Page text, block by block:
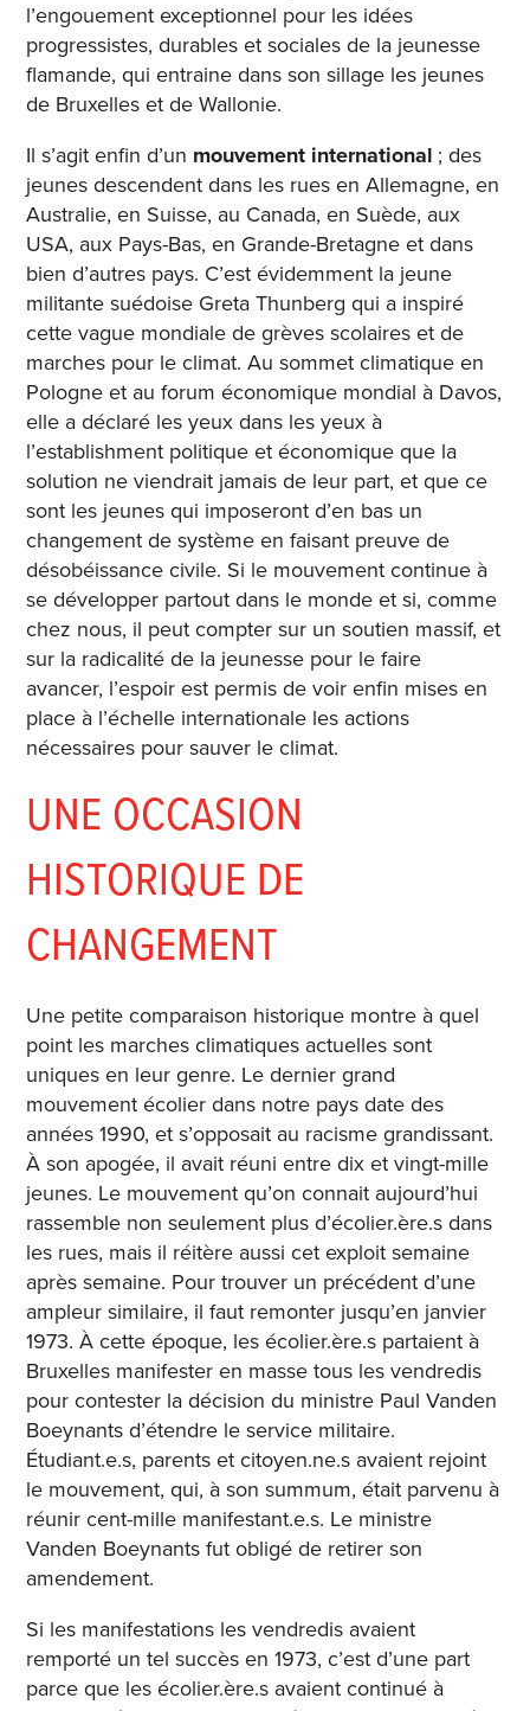
l’engouement exceptionnel pour les idées
progressistes, durables et sociales de la jeunesse
flamande, qui entraine dans son sillage les jeunes
de Bruxelles et de Wallonie.
Il s’agit enfin d’un mouvement international ; des
jeunes descendent dans les rues en Allemagne, en
Australie, en Suisse, au Canada, en Suède, aux
USA, aux Pays-Bas, en Grande-Bretagne et dans
bien d’autres pays. C’est évidemment la jeune
militante suédoise Greta Thunberg qui a inspiré
cette vague mondiale de grèves scolaires et de
marches pour le climat. Au sommet climatique en
Pologne et au forum économique mondial à Davos,
elle a déclaré les yeux dans les yeux à
l’establishment politique et économique que la
solution ne viendrait jamais de leur part, et que ce
sont les jeunes qui imposeront d’en bas un
changement de système en faisant preuve de
désobéissance civile. Si le mouvement continue à
se développer partout dans le monde et si, comme
chez nous, il peut compter sur un soutien massif, et
sur la radicalité de la jeunesse pour le faire
avancer, l’espoir est permis de voir enfin mises en
place à l’échelle internationale les actions
nécessaires pour sauver le climat.
UNE OCCASION
HISTORIQUE DE
CHANGEMENT
Une petite comparaison historique montre à quel
point les marches climatiques actuelles sont
uniques en leur genre. Le dernier grand
mouvement écolier dans notre pays date des
années 1990, et s’opposait au racisme grandissant.
À son apogée, il avait réuni entre dix et vingt-mille
jeunes. Le mouvement qu’on connait aujourd’hui
rassemble non seulement plus d’écolier.ère.s dans
les rues, mais il réitère aussi cet exploit semaine
après semaine. Pour trouver un précédent d’une
ampleur similaire, il faut remonter jusqu’en janvier
1973. À cette époque, les écolier.ère.s partaient à
Bruxelles manifester en masse tous les vendredis
pour contester la décision du ministre Paul Vanden
Boeynants d’étendre le service militaire.
Étudiant.e.s, parents et citoyen.ne.s avaient rejoint
le mouvement, qui, à son summum, était parvenu à
réunir cent-mille manifestant.e.s. Le ministre
Vanden Boeynants fut obligé de retirer son
amendement.
Si les manifestations les vendredis avaient
remporté un tel succès en 1973, c’est d’une part
parce que les écolier.ère.s avaient continué à